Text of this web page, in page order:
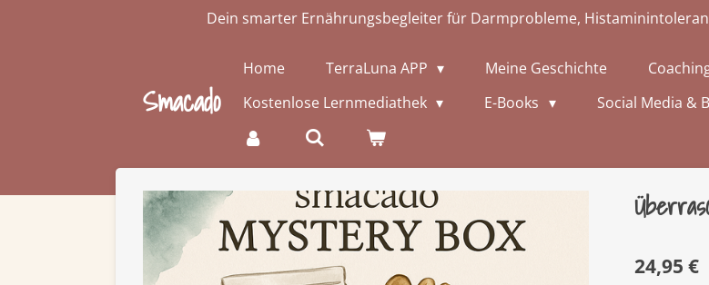
Dein smarter Ernährungsbegleiter für Darmprobleme,
Smacado
Home TerraLuna APP Meine Geschichte
Kostenlose Lernmediathek
E-Books Social Media &
24,95 €